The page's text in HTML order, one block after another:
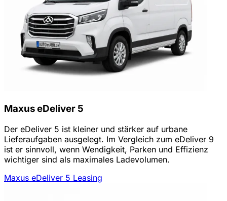
Maxus eDeliver 5
Der eDeliver 5 ist kleiner und stärker auf urbane
Lieferaufgaben ausgelegt. Im Vergleich zum eDeliver 9
ist er sinnvoll, wenn Wendigkeit, Parken und Effizienz
wichtiger sind als maximales Ladevolumen.
Maxus eDeliver 5 Leasing